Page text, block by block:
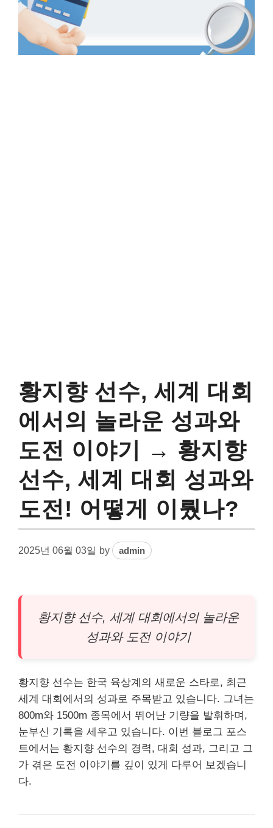
황지향 선수, 세계 대회
에서의 놀라운 성과와
도전 이야기 → 황지향
선수, 세계 대회 성과와
도전! 어떻게 이뤘나?
2025년 06월 03일 by admin
황지향 선수, 세계 대회에서의 놀라운
성과와 도전 이야기
황지향 선수는 한국 육상계의 새로운 스타로, 최근
세계 대회에서의 성과로 주목받고 있습니다. 그녀는
800m와 1500m 종목에서 뛰어난 기량을 발휘하며,
눈부신 기록을 세우고 있습니다. 이번 블로그 포스
트에서는 황지향 선수의 경력, 대회 성과, 그리고 그
가 겪은 도전 이야기를 깊이 있게 다루어 보겠습니
다.